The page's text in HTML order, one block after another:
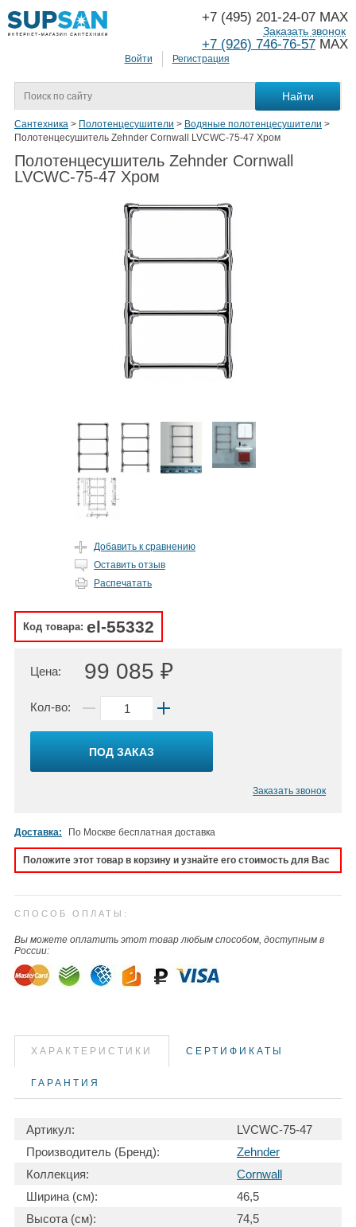
Войти Регистрация
+7 (495) 201-24-07 MAX
+7 (926) 746-76-57 MAX
Заказать звонок
Сантехника > Полотенцесушители > Водяные полотенцесушители >
Полотенцесушитель Zehnder Cornwall LVCWC-75-47 Хром
Полотенцесушитель Zehnder Cornwall
LVCWC-75-47 Хром
Добавить к сравнению
Оставить отзыв
Распечатать
Код товара: el-55332
Цена: 99 085 ₽
Кол-во:
ПОД ЗАКАЗ
Заказать звонок
Доставка: По Москве бесплатная доставка
Положите этот товар в корзину и узнайте его стоимость для Вас
СПОСОБ ОПЛАТЫ:
Вы можете оплатить этот товар любым способом, доступным в
России:
ХАРАКТЕРИСТИКИ СЕРТИФИКАТЫ
ГАРАНТИЯ
Артикул:
LVCWC-75-47
Производитель (Бренд):
Zehnder
Коллекция:
Cornwall
Ширина (см):
46,5
Высота (см):
74,5